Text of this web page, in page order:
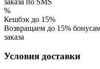
заказа по SMS
%
Кешбэк до 15%
Возвращаем до 15%
заказа
Условия доставки